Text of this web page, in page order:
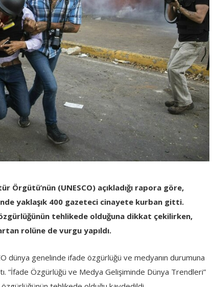
Örgütü’nün (UNESCO) açıkladığı rapora göre,
yaklaşık 400 gazeteci cinayete kurban gitti.
tehlikede olduğuna dikkat çekilirken,
rolüne de vurgu yapıldı.
dünya genelinde ifade özgürlüğü ve medyanın durumuna
“İfade Özgürlüğü ve Medya Gelişiminde Dünya Trendleri”